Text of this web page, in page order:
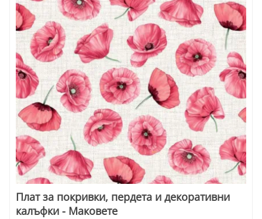
Плат за покривки, пердета и декоративни
калъфки - Маковете